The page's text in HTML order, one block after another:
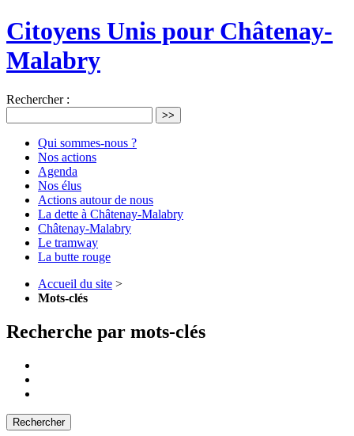
Citoyens Unis pour Châtenay-
Malabry
Rechercher :
>>
Qui sommes-nous ?
Nos actions
Agenda
Nos élus
Actions autour de nous
La dette à Châtenay-Malabry
Châtenay-Malabry
Le tramway
La butte rouge
Accueil du site >
Mots-clés
Recherche par mots-clés